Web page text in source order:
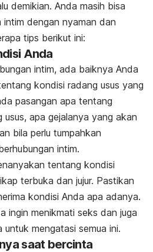
demikian. Anda masih bisa
intim dengan nyaman dan
tips berikut ini:
Anda
intim, ada baiknya Anda
kondisi radang usus yang
pasangan apa tentang
apa gejalanya yang akan
bila perlu tumpahkan
intim.
tentang kondisi
terbuka dan jujur. Pastikan
kondisi Anda apa adanya.
ingin menikmati seks dan juga
mengatasi semua ini.
saat bercinta